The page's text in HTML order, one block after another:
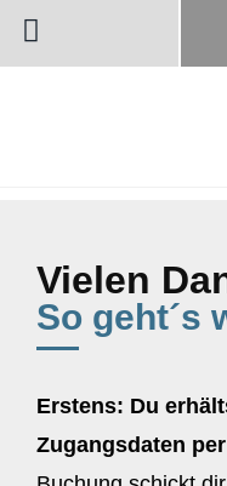
Vielen
So geht´s
Erstens: Du
Zugangsdaten